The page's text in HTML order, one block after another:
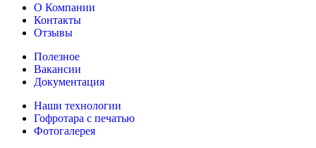
О Компании
Контакты
Отзывы
Полезное
Вакансии
Документация
Наши технологии
Гофротара с печатью
Фотогалерея